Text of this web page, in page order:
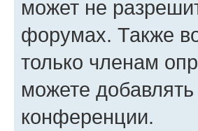
может не
форумах. Также
только членам
можете
конференции.